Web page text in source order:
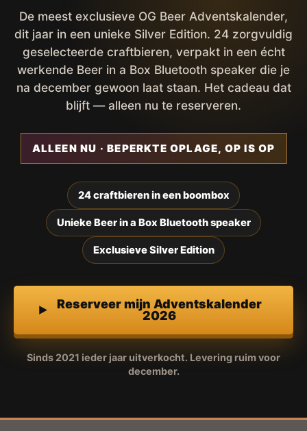
De meest exclusieve OG Beer Adventskalender,
dit jaar in een unieke Silver Edition. 24 zorgvuldig
geselecteerde craftbieren, verpakt in een écht
werkende Beer in a Box Bluetooth speaker die je
na december gewoon laat staan. Het cadeau dat
blijft — alleen nu te reserveren.
ALLEEN NU · BEPERKTE OPLAGE, OP IS OP
24 craftbieren in een boombox
Unieke Beer in a Box Bluetooth speaker
Exclusieve Silver Edition
Reserveer mijn Adventskalender
2026
Sinds 2021 ieder jaar uitverkocht. Levering ruim voor
december.